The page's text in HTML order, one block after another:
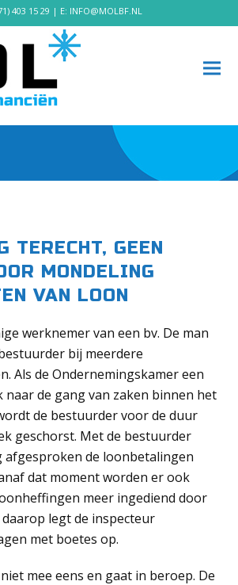
403 15 29 | E: INFO@MOLBF.NL
TERECHT, GEEN
MONDELING
VAN LOON
werknemer van een bv. De man
bij meerdere
Als de Ondernemingskamer een
naar de gang van zaken binnen het
de bestuurder voor de duur
geschorst. Met de bestuurder
afgesproken de loonbetalingen
dat moment worden er ook
meer ingediend door
daarop legt de inspecteur
met boetes op.
mee eens en gaat in beroep. De